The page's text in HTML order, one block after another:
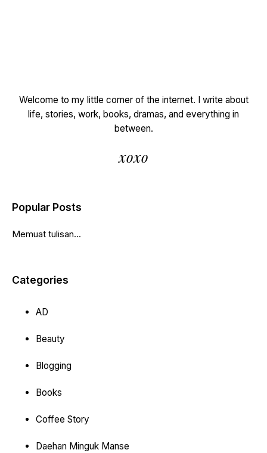
Welcome to my little corner of the internet. I write about
life, stories, work, books, dramas, and everything in
between.
xoxo
Popular Posts
Memuat tulisan...
Categories
AD
Beauty
Blogging
Books
Coffee Story
Daehan Minguk Manse